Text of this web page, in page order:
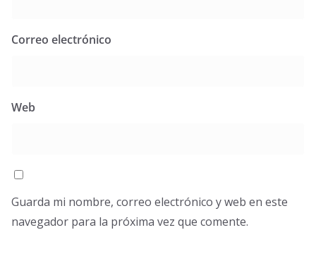
Correo electrónico
Web
Guarda mi nombre, correo electrónico y web en este
navegador para la próxima vez que comente.